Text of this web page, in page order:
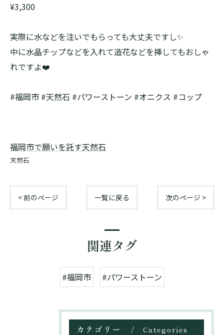
¥3,300
実際に水などを注いでもらっても大丈夫ですし✨
中に水晶チップなどを入れて造花などを挿してもおしゃ
れですよ❤️
#福岡市 #天然石 #パワーストーン #オニクス #コップ
福岡市で願いを託す天然石
天然石
< 前のページ 一覧に戻る 次のページ >
関連タグ
#福岡市 #パワーストーン
カテゴリー Categories